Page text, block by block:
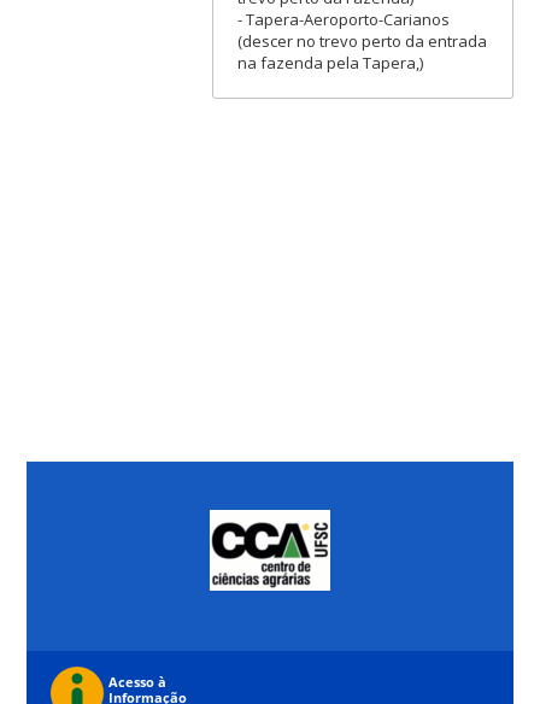
- Tapera-Aeroporto-Carianos
(descer no trevo perto da entrada
na fazenda pela Tapera,)